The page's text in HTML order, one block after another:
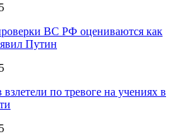
ВС РФ оцениваются как
Путин
взлетели по тревоге на учениях в